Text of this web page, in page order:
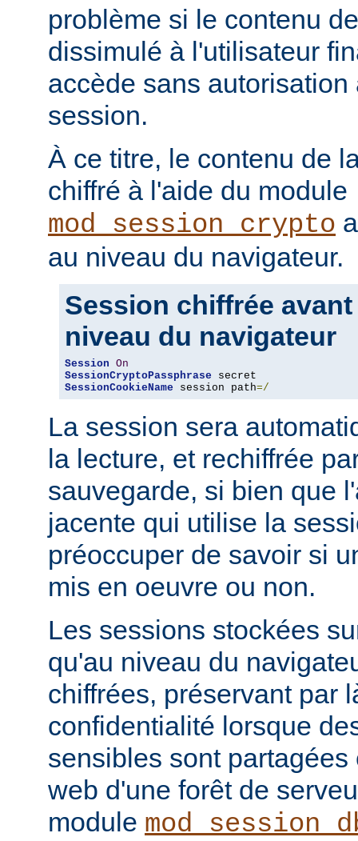
problème si le contenu
dissimulé à l'utilisateur
accède sans
session.
À ce titre, le contenu de
chiffré à l'aide du module
mod_session_crypto
au niveau du navigateur.
Session chiffrée
niveau du navigateur
Session On
SessionCryptoPassphrase
SessionCookieName session path=/
La session sera
la lecture, et rechiffrée
sauvegarde, si bien que
jacente qui utilise la
préoccuper de savoir si
mis en oeuvre ou non.
Les sessions stockées
qu'au niveau du
chiffrées, préservant par
confidentialité lorsque
sensibles sont
web d'une forêt de
module